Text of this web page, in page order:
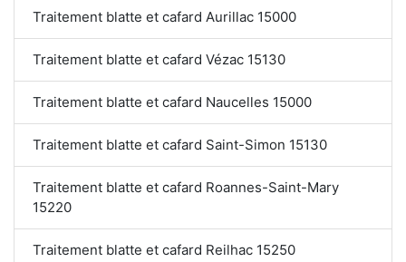
Traitement blatte et cafard Aurillac 15000
Traitement blatte et cafard Vézac 15130
Traitement blatte et cafard Naucelles 15000
Traitement blatte et cafard Saint-Simon 15130
Traitement blatte et cafard Roannes-Saint-Mary
15220
Traitement blatte et cafard Reilhac 15250